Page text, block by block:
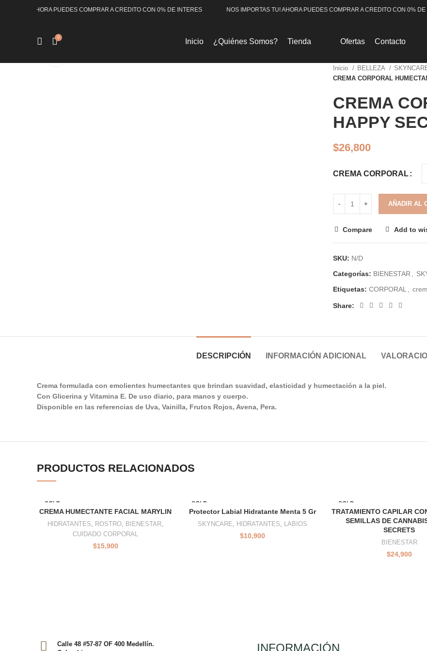
TU! AHORA PUEDES COMPRAR A CREDITO CON 0% DE INTERES NOS IMPORTAS TU! AHORA PUEDES COMPRAR A CREDITO CON 0% DE
0 Inicio ¿Quiénes Somos? Tienda Ofertas Contacto
Inicio
BELLEZA
CREMA CORPORAL
CREMA
HAPPY
$26,800
CREMA CORPORAL
AÑADIR AL
Compare Add to
SKU: N/D
Categorías: BIENESTAR
Etiquetas: CORPORAL
Share:
DESCRIPCIÓN INFORMACIÓN ADICIONAL
Crema formulada con emolientes humectantes que brindan suavidad, elasticidad y humectación a la piel.
Con Glicerina y Vitamina E. De uso diario, para manos y cuerpo.
Disponible en las referencias de Uva, Vainilla, Frutos Rojos, Avena, Pera.
PRODUCTOS RELACIONADOS
SOLD
OUT
CREMA HUMECTANTE FACIAL MARYLIN
HIDRATANTES, ROSTRO, BIENESTAR,
CUIDADO CORPORAL
$15,900
SOLD
OUT
Protector Labial Hidratante Menta 5 Gr
SKYNCARE, HIDRATANTES, LABIOS
$10,900
SOLD
OUT
TRATAMIENTO CAPILAR
SEMILLAS DE
SECRETS
BIENESTAR
$24,900
Calle 48 #57-87 OF 400 Medellín.
INFORMACIÓN